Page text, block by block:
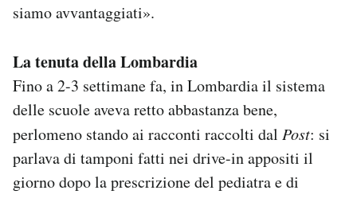
siamo avvantaggiati».
La tenuta della Lombardia
Fino a 2-3 settimane fa, in Lombardia il sistema
delle scuole aveva retto abbastanza bene,
perlomeno stando ai racconti raccolti dal Post: si
parlava di tamponi fatti nei drive-in appositi il
giorno dopo la prescrizione del pediatra e di